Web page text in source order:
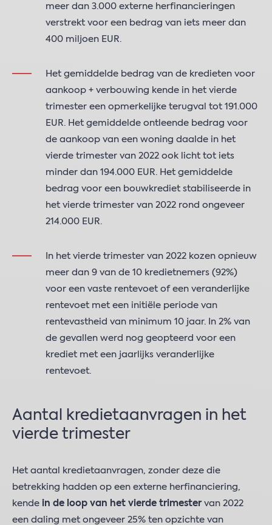
meer dan 3.000 externe herfinancieringen
verstrekt voor een bedrag van iets meer dan
400 miljoen EUR.
Het gemiddelde bedrag van de kredieten voor
aankoop + verbouwing kende in het vierde
trimester een opmerkelijke terugval tot 191.000
EUR. Het gemiddelde ontleende bedrag voor
de aankoop van een woning daalde in het
vierde trimester van 2022 ook licht tot iets
minder dan 194.000 EUR. Het gemiddelde
bedrag voor een bouwkrediet stabiliseerde in
het vierde trimester van 2022 rond ongeveer
214.000 EUR.
In het vierde trimester van 2022 kozen opnieuw
meer dan 9 van de 10 kredietnemers (92%)
voor een vaste rentevoet of een veranderlijke
rentevoet met een initiële periode van
rentevastheid van minimum 10 jaar. In 2% van
de gevallen werd nog geopteerd voor een
krediet met een jaarlijks veranderlijke
rentevoet.
Aantal kredietaanvragen in het
vierde trimester
Het aantal kredietaanvragen, zonder deze die
betrekking hadden op een externe herfinanciering,
kende in de loop van het vierde trimestervan 2022
een daling met ongeveer 25% ten opzichte van